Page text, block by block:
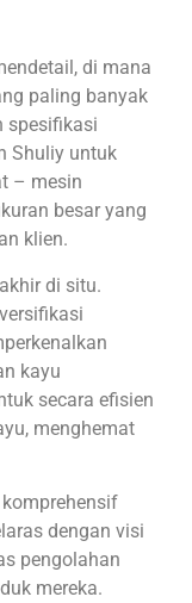
di mana
paling banyak
spesifikasi
Shuliy untuk
– mesin
besar yang
klien.
di situ.
kayu
secara efisien
menghemat
dengan visi
pengolahan
mereka.